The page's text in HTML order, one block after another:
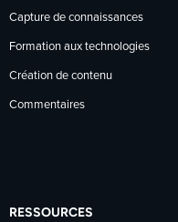
Capture de connaissances
Formation aux technologies
Création de contenu
Commentaires
RESSOURCES